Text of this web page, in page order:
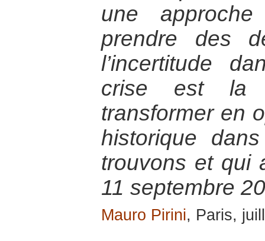
une
prendre des
l’incertitude
crise est la
transformer en
historique
trouvons et qui
11 septembre
Mauro Pirini, Paris,